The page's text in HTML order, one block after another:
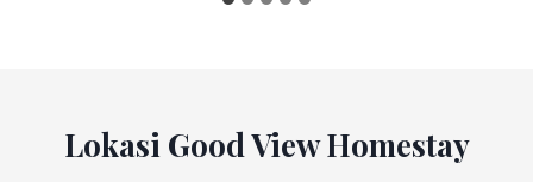
Lokasi Good View Homestay